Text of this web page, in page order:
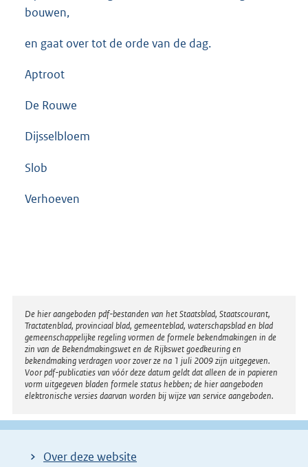
bouwen,
en gaat over tot de orde van de dag.
Aptroot
De Rouwe
Dijsselbloem
Slob
Verhoeven
Disclaimer
De hier aangeboden pdf-bestanden van het Staatsblad, Staatscourant,
Tractatenblad, provinciaal blad, gemeenteblad, waterschapsblad en blad
gemeenschappelijke regeling vormen de formele bekendmakingen in de
zin van de Bekendmakingswet en de Rijkswet goedkeuring en
bekendmaking verdragen voor zover ze na 1 juli 2009 zijn uitgegeven.
Voor pdf-publicaties van vóór deze datum geldt dat alleen de in papieren
vorm uitgegeven bladen formele status hebben; de hier aangeboden
elektronische versies daarvan worden bij wijze van service aangeboden.
Over deze website